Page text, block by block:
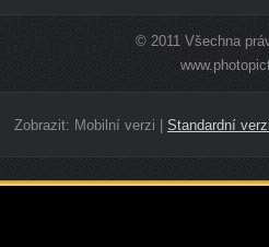
© 2011 Všechna
Zobrazit: Mobilní verzi Standardní verzi